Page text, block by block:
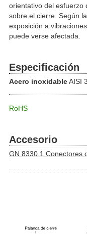
orientativo del esfuerzo
sobre el cierre. Según
exposición a
puede verse afectada.
Especificación
Acero inoxidableAISI
RoHS
Accesorio
GN 8330.1 Conectores